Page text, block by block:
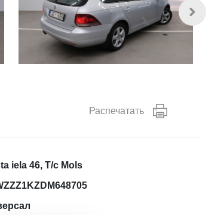
Распечатать
iela 46, T/c Mols